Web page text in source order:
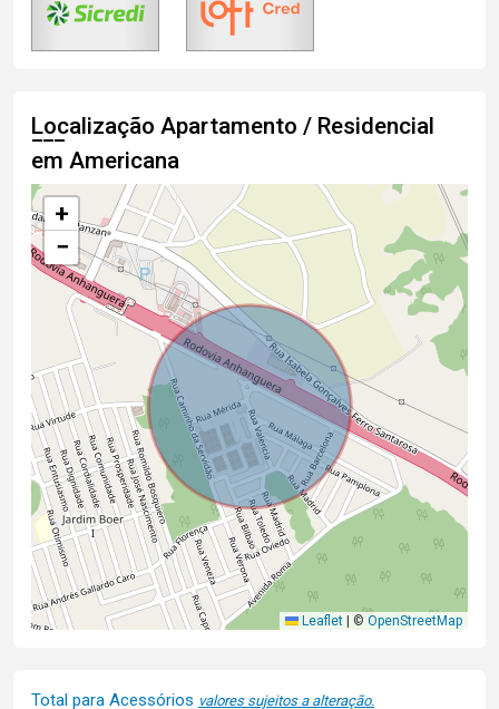
Localização Apartamento / Residencial
em Americana
+
−
Leaflet | © OpenStreetMap
Total para Acessórios valores sujeitos a alteração.